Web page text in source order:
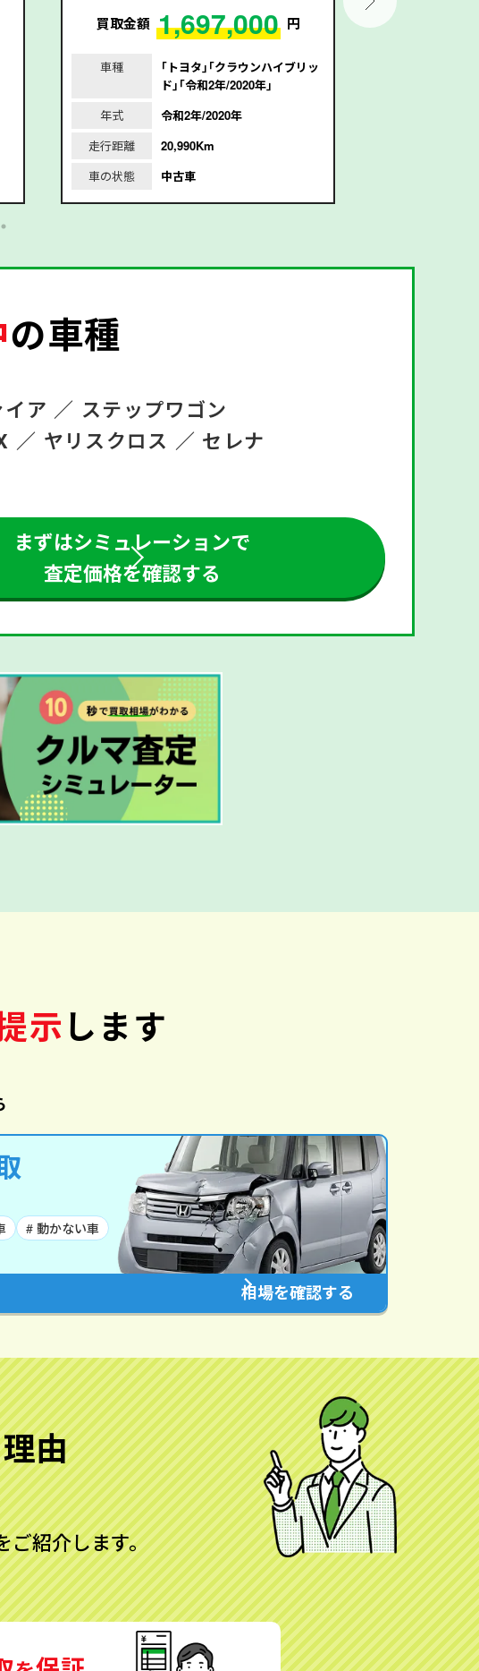
買取金額 1,697,000 円
車種
｢トヨタ｣｢クラウンハイブリッ
ド｣｢令和2年/2020年｣
年式
令和2年/2020年
走行距離
20,990Km
車の状態
中古車
の車種
ア ／ ステップワゴン
／ ヤリスクロス ／ セレナ
まずはシミュレーションで
査定価格を確認する
示します
# 動かない車
相場を確認する
由
ご紹介します。